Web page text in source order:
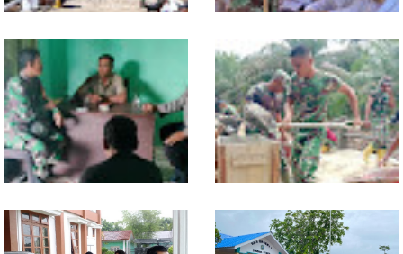
Kodim 0118 Tancap Gas
Rampungkan Finishing
Jembatan Garuda
Melalui Wasbang, Babinsa
Bentuk Karakter dan Jiwa
Patriotisme Pelajar
Babinsa dan Bhabinkamtibmas
Cuaca Tak Jadi Penghalang,